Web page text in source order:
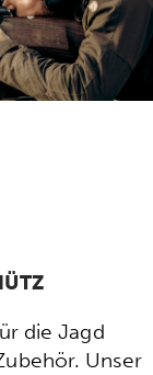
die Jagd
Unser